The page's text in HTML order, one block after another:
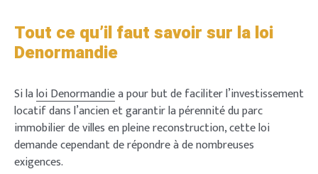
Tout ce qu’il faut savoir sur la loi
Denormandie
Si laloi Denormandiea pour but de faciliter l’investissement
locatif dans l’ancien et garantir la pérennité du parc
immobilier de villes en pleine reconstruction, cette loi
demande cependant de répondre à de nombreuses
exigences.